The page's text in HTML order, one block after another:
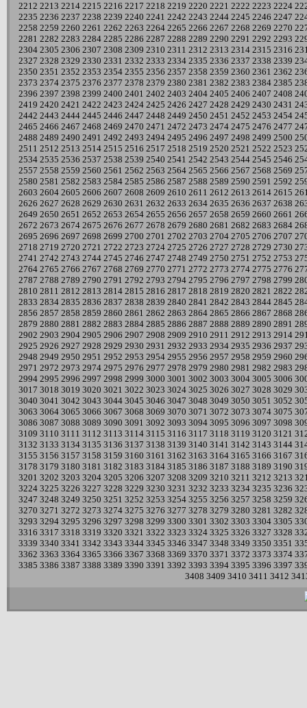
2212 2213 2214 2215 2216 2217 2218 2219 2220 2221 2222 2223 2224
2235 2236 2237 2238 2239 2240 2241 2242 2243 2244 2245 2246 2247
2258 2259 2260 2261 2262 2263 2264 2265 2266 2267 2268 2269 2270
2281 2282 2283 2284 2285 2286 2287 2288 2289 2290 2291 2292 2293
2304 2305 2306 2307 2308 2309 2310 2311 2312 2313 2314 2315 2316
2327 2328 2329 2330 2331 2332 2333 2334 2335 2336 2337 2338 2339
2350 2351 2352 2353 2354 2355 2356 2357 2358 2359 2360 2361 2362
2373 2374 2375 2376 2377 2378 2379 2380 2381 2382 2383 2384 2385
2396 2397 2398 2399 2400 2401 2402 2403 2404 2405 2406 2407 2408
2419 2420 2421 2422 2423 2424 2425 2426 2427 2428 2429 2430 2431
2442 2443 2444 2445 2446 2447 2448 2449 2450 2451 2452 2453 2454
2465 2466 2467 2468 2469 2470 2471 2472 2473 2474 2475 2476 2477
2488 2489 2490 2491 2492 2493 2494 2495 2496 2497 2498 2499 2500
2511 2512 2513 2514 2515 2516 2517 2518 2519 2520 2521 2522 2523
2534 2535 2536 2537 2538 2539 2540 2541 2542 2543 2544 2545 2546
2557 2558 2559 2560 2561 2562 2563 2564 2565 2566 2567 2568 2569
2580 2581 2582 2583 2584 2585 2586 2587 2588 2589 2590 2591 2592
2603 2604 2605 2606 2607 2608 2609 2610 2611 2612 2613 2614 2615
2626 2627 2628 2629 2630 2631 2632 2633 2634 2635 2636 2637 2638
2649 2650 2651 2652 2653 2654 2655 2656 2657 2658 2659 2660 2661
2672 2673 2674 2675 2676 2677 2678 2679 2680 2681 2682 2683 2684
2695 2696 2697 2698 2699 2700 2701 2702 2703 2704 2705 2706 2707
2718 2719 2720 2721 2722 2723 2724 2725 2726 2727 2728 2729 2730
2741 2742 2743 2744 2745 2746 2747 2748 2749 2750 2751 2752 2753
2764 2765 2766 2767 2768 2769 2770 2771 2772 2773 2774 2775 2776
2787 2788 2789 2790 2791 2792 2793 2794 2795 2796 2797 2798 2799
2810 2811 2812 2813 2814 2815 2816 2817 2818 2819 2820 2821 2822
2833 2834 2835 2836 2837 2838 2839 2840 2841 2842 2843 2844 2845
2856 2857 2858 2859 2860 2861 2862 2863 2864 2865 2866 2867 2868
2879 2880 2881 2882 2883 2884 2885 2886 2887 2888 2889 2890 2891
2902 2903 2904 2905 2906 2907 2908 2909 2910 2911 2912 2913 2914
2925 2926 2927 2928 2929 2930 2931 2932 2933 2934 2935 2936 2937
2948 2949 2950 2951 2952 2953 2954 2955 2956 2957 2958 2959 2960
2971 2972 2973 2974 2975 2976 2977 2978 2979 2980 2981 2982 2983
2994 2995 2996 2997 2998 2999 3000 3001 3002 3003 3004 3005 3006
3017 3018 3019 3020 3021 3022 3023 3024 3025 3026 3027 3028 3029
3040 3041 3042 3043 3044 3045 3046 3047 3048 3049 3050 3051 3052
3063 3064 3065 3066 3067 3068 3069 3070 3071 3072 3073 3074 3075
3086 3087 3088 3089 3090 3091 3092 3093 3094 3095 3096 3097 3098
3109 3110 3111 3112 3113 3114 3115 3116 3117 3118 3119 3120 3121
3132 3133 3134 3135 3136 3137 3138 3139 3140 3141 3142 3143 3144
3155 3156 3157 3158 3159 3160 3161 3162 3163 3164 3165 3166 3167
3178 3179 3180 3181 3182 3183 3184 3185 3186 3187 3188 3189 3190
3201 3202 3203 3204 3205 3206 3207 3208 3209 3210 3211 3212 3213
3224 3225 3226 3227 3228 3229 3230 3231 3232 3233 3234 3235 3236
3247 3248 3249 3250 3251 3252 3253 3254 3255 3256 3257 3258 3259
3270 3271 3272 3273 3274 3275 3276 3277 3278 3279 3280 3281 3282
3293 3294 3295 3296 3297 3298 3299 3300 3301 3302 3303 3304 3305
3316 3317 3318 3319 3320 3321 3322 3323 3324 3325 3326 3327 3328
3339 3340 3341 3342 3343 3344 3345 3346 3347 3348 3349 3350 3351
3362 3363 3364 3365 3366 3367 3368 3369 3370 3371 3372 3373 3374
3385 3386 3387 3388 3389 3390 3391 3392 3393 3394 3395 3396 3397
3408 3409 3410 3411 3412